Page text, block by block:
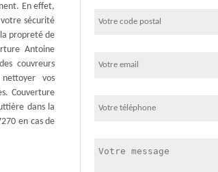
En effet,
sécurité
propreté de
Antoine
couvreurs
vos
Couverture
dans la
en cas de